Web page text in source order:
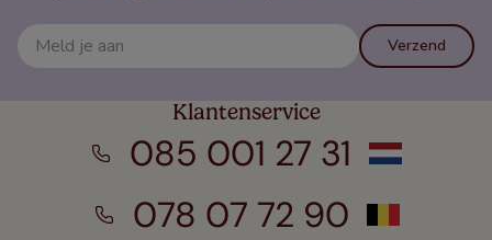
Verzend
Klantenservice
085 001 27 31
078 07 72 90